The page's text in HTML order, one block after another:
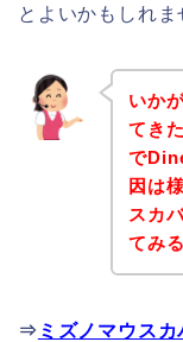
とよいかもしれま
いか
てき
で
因は
スカ
てみ
⇒ ミズノマウス